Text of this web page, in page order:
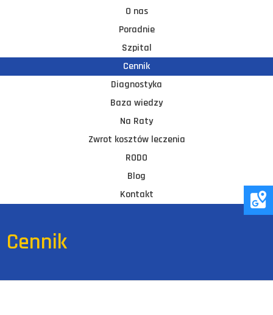
O nas
Poradnie
Szpital
Cennik
Diagnostyka
Baza wiedzy
Na Raty
Zwrot kosztów leczenia
RODO
Blog
Kontakt
Cennik